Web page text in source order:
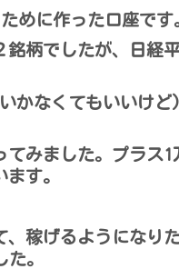
めに作った口座です
柄でしたが、日経
かなくてもいいけ
みました。プラス
す。
、稼げるようになり
。